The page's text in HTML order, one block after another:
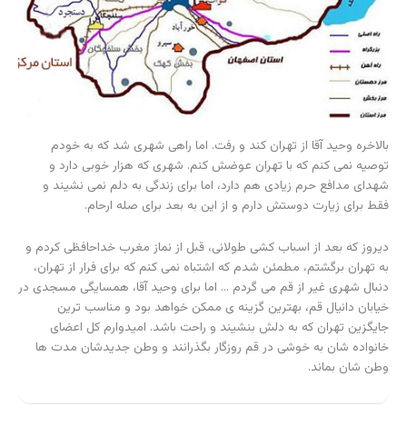
بالاخره وحید آقا از تهران کند و رفت. اما راهی شهری شد که به خودم
توصیه نمی کنم که با تهران عوضش کنم. شهری که هزار خوبی دارد و
شهدای مدافع حرم زیادی هم دارد، اما برای زندگی به دلم نمی نشیند و
فقط برای زیارت دوستش دارم و از این به بعد برای صله ارحام.
دیروز که بعد از اسباب کشی طولانی، قبل از نماز مغرب خداحافظی کردم و
به تهران برگشتم، مطمئن شدم که اشتباه نمی کنم که برای فرار از تهران،
دنبال شهری غیر از قم می گردم … اما برای وحید آقا، همسایگی مسجدی در
خیابان دانیال قم، بهترین گزینه ی ممکن خواهد بود و مناسب ترین
جایگزین تهران که به دلش بنشیند و راحت باشد. امیدوارم کل اعضای
خانواده شان به خوشی در قم روزگار بگذرانند و وطن جدیدشان مدت ها
وطن شان بماند.